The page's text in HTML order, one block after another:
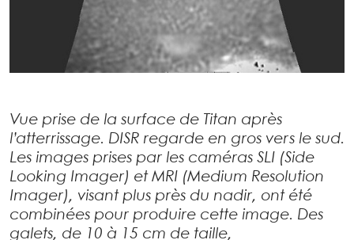
Vue prise de la surface de Titan après
l’atterrissage. DISR regarde en gros vers le sud.
Les images prises par les caméras SLI (Side
Looking Imager) et MRI (Medium Resolution
Imager), visant plus près du nadir, ont été
combinées pour produire cette image. Des
galets, de 10 à 15 cm de taille,